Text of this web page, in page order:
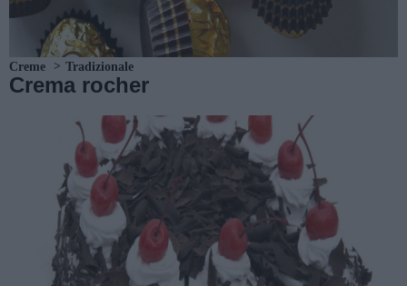
Creme Tradizionale
Crema rocher